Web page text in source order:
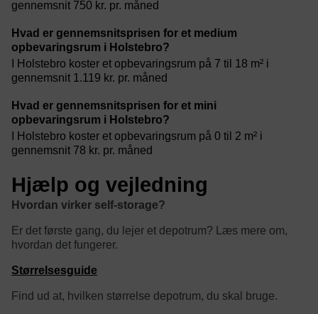
gennemsnit 750 kr. pr. måned
Hvad er gennemsnitsprisen for et medium
opbevaringsrum i Holstebro?
I Holstebro koster et opbevaringsrum på 7 til 18 m² i
gennemsnit 1.119 kr. pr. måned
Hvad er gennemsnitsprisen for et mini
opbevaringsrum i Holstebro?
I Holstebro koster et opbevaringsrum på 0 til 2 m² i
gennemsnit 78 kr. pr. måned
Hjælp og vejledning
Hvordan virker self-storage?
Er det første gang, du lejer et depotrum? Læs mere om,
hvordan det fungerer.
Størrelsesguide
Find ud at, hvilken størrelse depotrum, du skal bruge.